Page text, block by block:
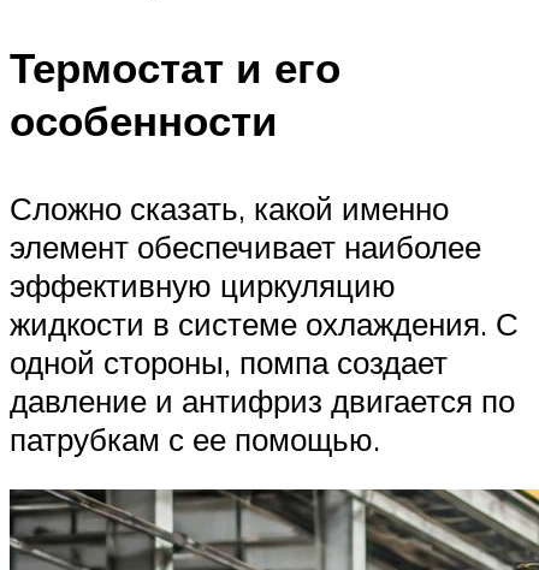
Термостат и его
особенности
Сложно сказать, какой именно
элемент обеспечивает наиболее
эффективную циркуляцию
жидкости в системе охлаждения. С
одной стороны, помпа создает
давление и антифриз двигается по
патрубкам с ее помощью.